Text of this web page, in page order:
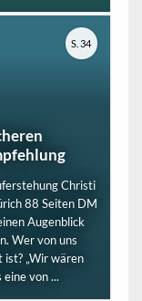
Christi
88 Seiten DM
Augenblick
Wer von uns
ist? „Wir wären
eine von ...
S. 34